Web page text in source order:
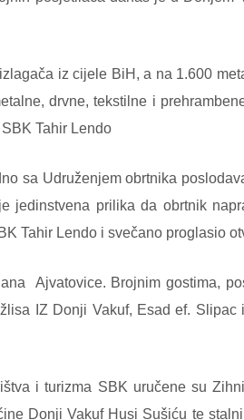
iz cijele BiH, a na 1.600
drvne, tekstilne i
Tahir Lendo
sa Udruženjem obrtnika
jedinstvena prilika da obrtnik
Tahir Lendo i svečano proglasio
Ajvatovice. Brojnim gostima,
IZ Donji Vakuf, Esad ef.
i turizma SBK uručene su
Donji Vakuf Husi Sušiću te